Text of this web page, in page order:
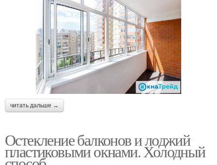
читать дальше →
Остекление балконов и лоджий
пластиковыми окнами. Холодный